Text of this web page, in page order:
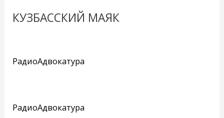
КУЗБАССКИЙ МАЯК
РадиоАдвокатура
РадиоАдвокатура